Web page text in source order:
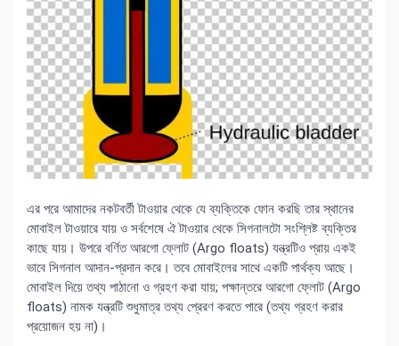
এর পরে আমাদের নকটবর্তী টাওয়ার থেকে যে ব্যক্তিকে ফোন করছি তার স্থানের
মোবাইল টাওয়ারে যায় ও সর্বশেষে ঐ টাওয়ার থেকে সিগনালটো সংশ্লিষ্ট ব্যক্তির
কাছে যায়। উপরে বর্ণিত আরগো ফ্লোট (Argo floats) যন্ত্রটিও প্রায় একই
ভাবে সিগনাল আদান-প্রদান করে। তবে মোবাইলের সাথে একটি পার্থক্য আছে।
মোবাইল দিয়ে তথ্য পাঠানো ও গ্রহণ করা যায়; পক্ষান্তরে আরগো ফ্লোট (Argo
floats) নামক যন্ত্রটি শুধুমাত্র তথ্য প্রেরণ করতে পারে (তথ্য গ্রহণ করার
প্রয়োজন হয় না)।